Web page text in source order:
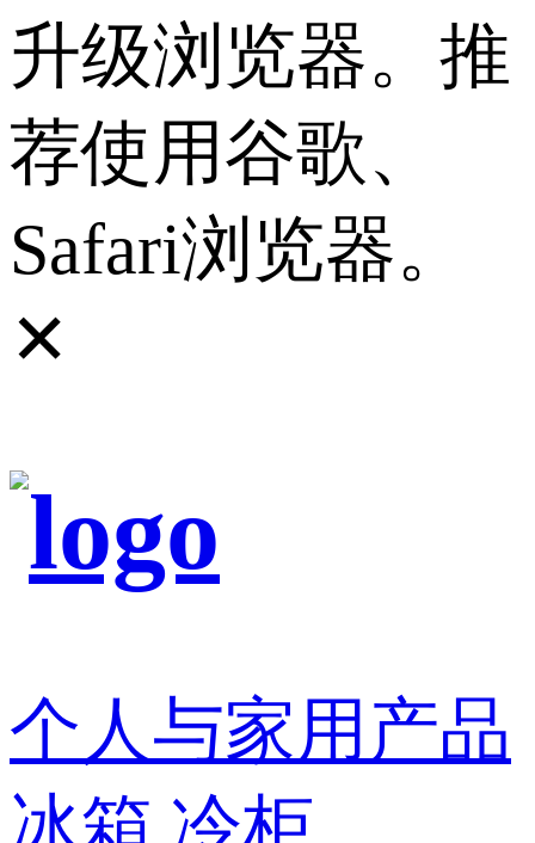
升级浏览器。推
荐使用谷歌、
Safari浏览器。
✕
个人与家用产品
冰箱 冷柜